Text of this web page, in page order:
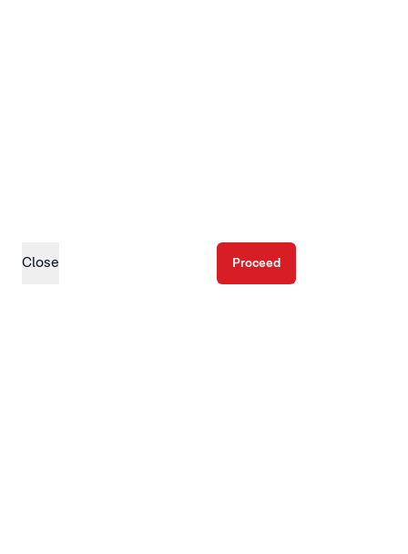
Close Proceed